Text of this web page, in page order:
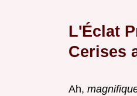
L'Éclat
Cerises
Ah,